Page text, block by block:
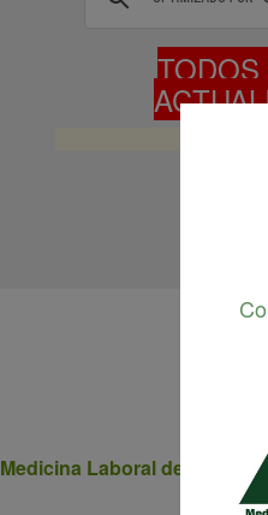
Medicina Laboral de